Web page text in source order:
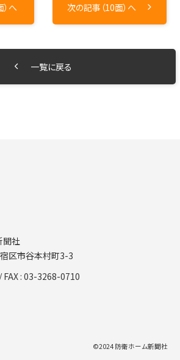
）へ 次の記事（10面）へ
一覧に戻る
聞社
区市谷本村町3-3
/ FAX : 03-3268-0710
©2024 防衛ホーム新聞社